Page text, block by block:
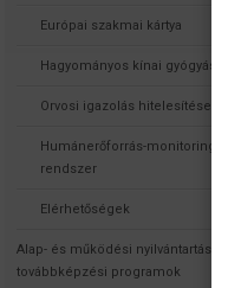
Európai szakmai kártya
Hagyományos kínai gyógyászat
Orvosi igazolás hitelesítése
Humánerőforrás-monitoring
rendszer
Elérhetőségek
Alap- és működési nyilvántartás,
továbbképzési programok